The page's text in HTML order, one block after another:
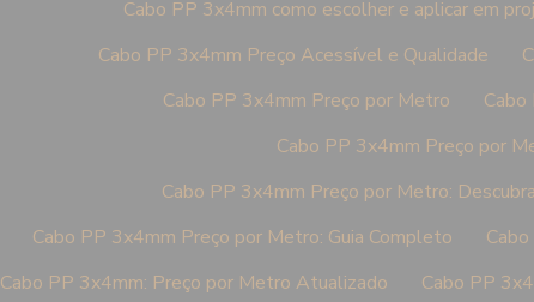
Cabo PP 3x4mm como escolher e aplicar em
Cabo PP 3x4mm Preço Acessível e Qualidade
Cabo PP 3x4mm Preço por Metro
Cabo PP 3x4mm Preço por
Cabo PP 3x4mm Preço por Metro:
Cabo PP 3x4mm Preço por Metro: Guia Completo
Cabo PP 3x4mm: Preço por Metro Atualizado
Cabo PP